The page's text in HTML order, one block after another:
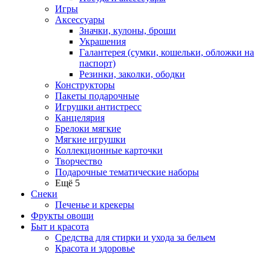
Игры
Аксессуары
Значки, кулоны, броши
Украшения
Галантерея (сумки, кошельки, обложки на
паспорт)
Резинки, заколки, ободки
Конструкторы
Пакеты подарочные
Игрушки антистресс
Канцелярия
Брелоки мягкие
Мягкие игрушки
Коллекционные карточки
Творчество
Подарочные тематические наборы
Ещё 5
Снеки
Печенье и крекеры
Фрукты овощи
Быт и красота
Средства для стирки и ухода за бельем
Красота и здоровье